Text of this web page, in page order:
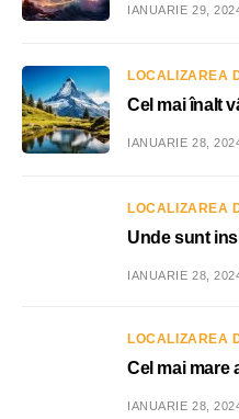
IANUARIE 29,
LOCALIZAREA
Cel mai înalt
IANUARIE 28,
LOCALIZAREA
Unde sunt
IANUARIE 28,
LOCALIZAREA
Cel mai mare
IANUARIE 28,